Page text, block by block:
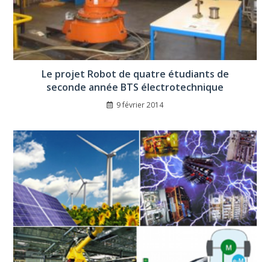
Le projet Robot de quatre étudiants de
seconde année BTS électrotechnique
9 février 2014